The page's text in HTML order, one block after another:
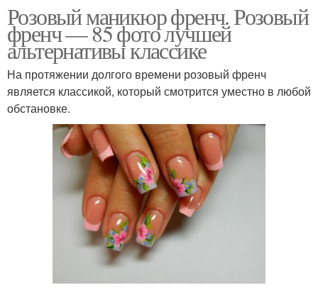
Розовый маникюр френч. Розовый
френч — 85 фото лучшей
альтернативы классике
На протяжении долгого времени розовый френч
является классикой, который смотрится уместно в любой
обстановке.